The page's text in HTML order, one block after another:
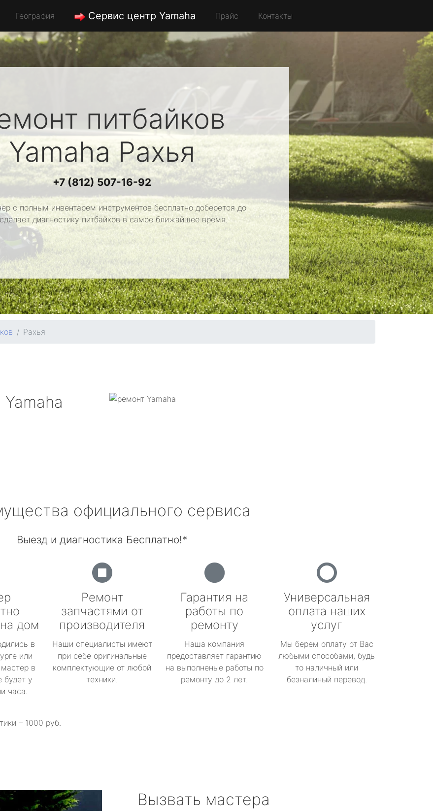
География Сервис центр Yamaha Прайс Контакты
питбайков
Yamaha Рахья
+7 (812) 507-16-92
с полным инвентарем инструментов бесплатно доберется до
диагностику питбайков в самое ближайшее время.
Рахья
Yamaha
официального сервиса
Выезд и диагностика Бесплатно!*
дом
в
или
в
будет у
часа.
Ремонт
запчастями от
производителя
Наши специалисты имеют
при себе оригинальные
комплектующие от любой
техники.
Гарантия на
работы по
ремонту
Наша компания
предоставляет гарантию
на выполненые работы по
ремонту до 2 лет.
Универсальная
оплата наших
услуг
Мы берем оплату от Вас
любыми способами, будь
то наличный или
безналиный перевод.
– 1000 руб.
Вызвать мастера